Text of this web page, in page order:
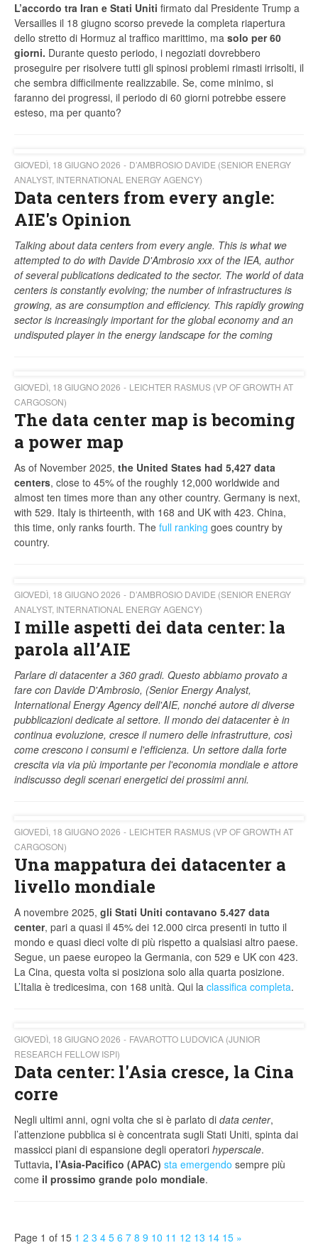
L’accordo tra Iran e Stati Uniti firmato dal Presidente Trump a
Versailles il 18 giugno scorso prevede la completa riapertura
dello stretto di Hormuz al traffico marittimo, ma solo per 60
giorni. Durante questo periodo, i negoziati dovrebbero
proseguire per risolvere tutti gli spinosi problemi rimasti irrisolti, il
che sembra difficilmente realizzabile. Se, come minimo, si
faranno dei progressi, il periodo di 60 giorni potrebbe essere
esteso, ma per quanto?
GIOVEDÌ, 18 GIUGNO 2026
D’AMBROSIO DAVIDE (SENIOR ENERGY
ANALYST, INTERNATIONAL ENERGY AGENCY)
Data centers from every angle:
AIE's Opinion
Talking about data centers from every angle. This is what we
attempted to do with Davide D'Ambrosio xxx of the IEA, author
of several publications dedicated to the sector. The world of data
centers is constantly evolving; the number of infrastructures is
growing, as are consumption and efficiency. This rapidly growing
sector is increasingly important for the global economy and an
undisputed player in the energy landscape for the coming
GIOVEDÌ, 18 GIUGNO 2026
LEICHTER RASMUS (VP OF GROWTH AT
CARGOSON)
The data center map is becoming
a power map
As of November 2025, the United States had 5,427 data
centers, close to 45% of the roughly 12,000 worldwide and
almost ten times more than any other country. Germany is next,
with 529. Italy is thirteenth, with 168 and UK with 423. China,
this time, only ranks fourth. The full ranking goes country by
country.
GIOVEDÌ, 18 GIUGNO 2026
D’AMBROSIO DAVIDE (SENIOR ENERGY
ANALYST, INTERNATIONAL ENERGY AGENCY)
I mille aspetti dei data center: la
parola all’AIE
Parlare di datacenter a 360 gradi. Questo abbiamo provato a
fare con Davide D'Ambrosio, (Senior Energy Analyst,
International Energy Agency dell'AIE, nonché autore di diverse
pubblicazioni dedicate al settore. Il mondo dei datacenter è in
continua evoluzione, cresce il numero delle infrastrutture, così
come crescono i consumi e l'efficienza. Un settore dalla forte
crescita via via più importante per l'economia mondiale e attore
indiscusso degli scenari energetici dei prossimi anni.
GIOVEDÌ, 18 GIUGNO 2026
LEICHTER RASMUS (VP OF GROWTH AT
CARGOSON)
Una mappatura dei datacenter a
livello mondiale
A novembre 2025, gli Stati Uniti contavano 5.427 data
center, pari a quasi il 45% dei 12.000 circa presenti in tutto il
mondo e quasi dieci volte di più rispetto a qualsiasi altro paese.
Segue, un paese europeo la Germania, con 529 e UK con 423.
La Cina, questa volta si posiziona solo alla quarta posizione.
L’Italia è tredicesima, con 168 unità. Qui la classifica completa.
GIOVEDÌ, 18 GIUGNO 2026
FAVAROTTO LUDOVICA (JUNIOR
RESEARCH FELLOW ISPI)
Data center: l'Asia cresce, la Cina
corre
Negli ultimi anni, ogni volta che si è parlato di data center,
l’attenzione pubblica si è concentrata sugli Stati Uniti, spinta dai
massicci piani di espansione degli operatori hyperscale.
Tuttavia, l’Asia-Pacifico (APAC) sta emergendo sempre più
come il prossimo grande polo mondiale.
Page 1 of 15 1 2 3 4 5 6 7 8 9 10 11 12 13 14 15 »